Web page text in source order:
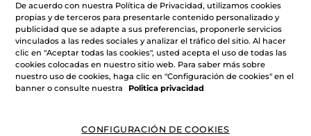
reseñas
de
Barra
Labios
Líquida
L'Elixir
105. Mora Intenso
Cantidad
De acuerdo con nuestra Política de Privacidad, utilizamos cookies
propias y de terceros para presentarle contenido personalizado y
publicidad que se adapte a sus preferencias, proponerle servicios
vinculados a las redes sociales y analizar el tráfico del sitio. Al hacer
clic en "Aceptar todas las cookies", usted acepta el uso de todas las
cookies colocadas en nuestro sitio web. Para saber más sobre
nuestro uso de cookies, haga clic en "Configuración de cookies" en el
banner o consulte nuestra
Politica privacidad
CONFIGURACIÓN DE COOKIES